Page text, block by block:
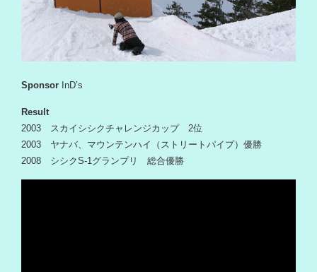
Sponsor InD’s
Result
2003 スカイシシクチャレンジカップ 2位
2003 ヤナバ、マウンテンハイ（ストリートパイプ）優勝
2008 シシクS-1グランプリ 総合優勝